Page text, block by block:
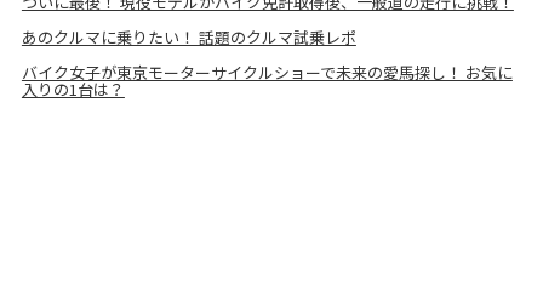
あのクルマに乗りたい！ 話題のクルマ試乗レポ
バイク女子が東京モーターサイクルショーで未来の愛馬探し！ お気に
入りの1台は？